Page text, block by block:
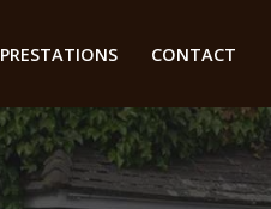
PRESTATIONS CONTACT